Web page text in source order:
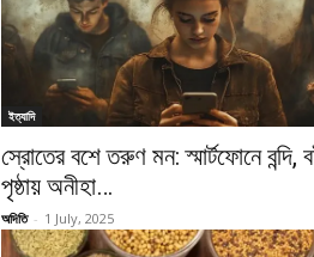
ইত্যাদি
স্রোতের বশে তরুণ মন: স্মার্টফোনে বন্দি,
পৃষ্ঠায় অনীহা…
অদিতি - 1 July, 2025